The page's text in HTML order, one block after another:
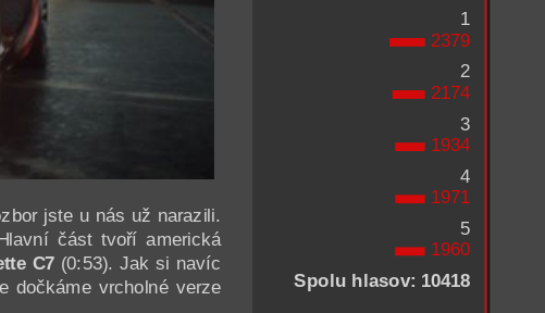
1
2379
2
2174
3
1934
4
1971
5
1960
Spolu hlasov: 10418
jste u nás už narazili.
část tvoří americká
C7 (0:53). Jak si navíc
dočkáme vrcholné verze